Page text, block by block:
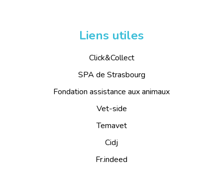
Liens utiles
Click&Collect
SPA de Strasbourg
Fondation assistance aux animaux
Vet-side
Temavet
Cidj
Fr.indeed